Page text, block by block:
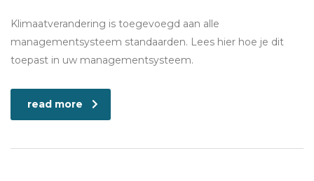
Klimaatverandering is toegevoegd aan alle
managementsysteem standaarden. Lees hier hoe je dit
toepast in uw managementsysteem.
read more